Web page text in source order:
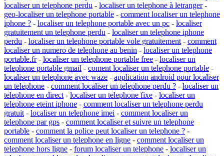
localiser un telephone perdu - localiser un telephone à letranger-
geo-localiser un telephone portable - comment localiser un telephone
iphone ? - localiser un telephone portable avec un pc - localiser
gratuitement un telephone perdu - localiser un telephone iphone
perdu - localiser un telephone portable vole gratuitement - comment
localiser un numero de telephone au benin - localiser un telephone
portable.fr- localiser un telephone portable free - localiser un
telephone portable gmail - coment localiser un telephone portable -
localiser un telephone avec waze - application android pour localiser
un telephone - comment localiser un telephone perdu ? - localiser un
telephone en direct - localiser un telephone fixe - localiser un
telephone eteint iphone - comment localiser un telephone perdu
gratuit - localiser un telephone imei - comment localiser un
telephone par gps - comment localiser et suivre un telephone
portable - comment la police peut localiser un telephone ? -
comment localiser un telephone en ligne - comment localiser un
telephone hors ligne - forum localiser un telephone - localiser un